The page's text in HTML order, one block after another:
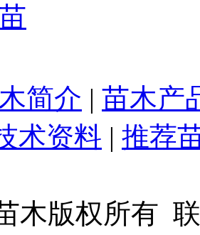
简介 | 苗木产
术资料 | 推荐
木版权所有